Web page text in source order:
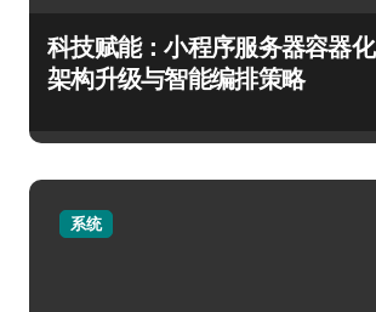
科技赋能：小程序服务器容器化
架构升级与智能编排策略
系统